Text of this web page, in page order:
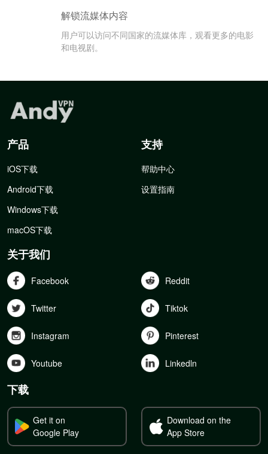
解锁流媒体内容
用户可以访问不同国家的流媒体库，观看更多的电影
和电视剧。
产品
iOS下载
Android下载
Windows下载
macOS下载
支持
帮助中心
设置指南
关于我们
Facebook Reddit
Twitter Tiktok
Instagram Pinterest
Youtube Linkedln
下载
Get it on
Google Play
Download on the
App Store